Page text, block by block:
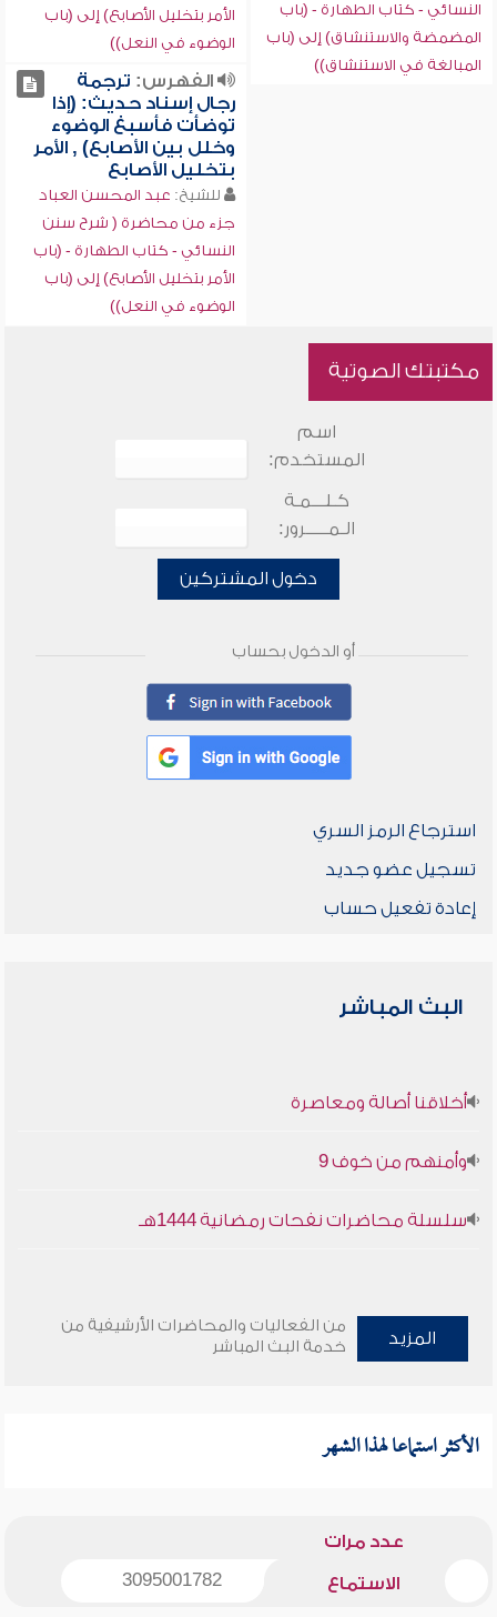
النسائي - كتاب الطهارة - (باب
المضمضة والاستنشاق) إلى (باب
المبالغة في الاستنشاق))
الأمر بتخليل الأصابع) إلى (باب
الوضوء في النعل))
الفهرس: ترجمة
رجال إسناد حديث: (إذا
توضأت فأسبغ الوضوء
وخلل بين الأصابع) , الأمر
بتخليل الأصابع
للشيخ: عبد المحسن العباد
جزء من محاضرة ( شرح سنن
النسائي - كتاب الطهارة - (باب
الأمر بتخليل الأصابع) إلى (باب
الوضوء في النعل))
مكتبتك الصوتية
اسم
المستخدم:
كـلـــمـة
الـمـــــرور:
دخول المشتركين
أو الدخول بحساب
استرجاع الرمز السري
تسجيل عضو جديد
إعادة تفعيل حساب
البث المباشر
أخلاقنا أصالة ومعاصرة
وأمنهم من خوف 9
سلسلة محاضرات نفحات رمضانية 1444هـ
المزيد
من الفعاليات والمحاضرات الأرشيفية من
خدمة البث المباشر
الأكثر استماعا لهذا الشهر
عدد مرات
الاستماع 3095001782